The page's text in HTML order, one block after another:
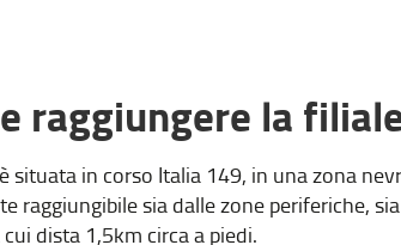
raggiungere la
situata in corso Italia 149, in una zona
raggiungibile sia dalle zone periferiche,
cui dista 1,5km circa a piedi.